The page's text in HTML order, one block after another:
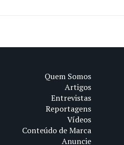
Quem Somos
Artigos
Entrevistas
Reportagens
Vídeos
Conteúdo de Marca
Anuncie